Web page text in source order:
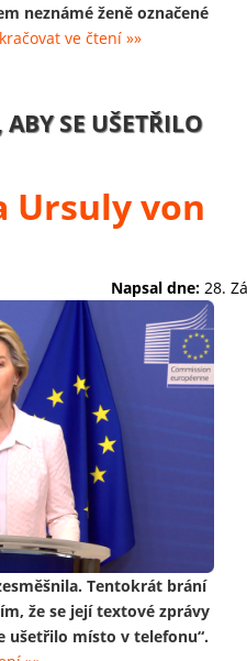
neznámé ženě označené
ve čtení »»
SE UŠETŘILO
Ursuly von
Napsal dne: 28.
Tentokrát brání
že se její textové zprávy
ušetřilo místo v telefonu“.